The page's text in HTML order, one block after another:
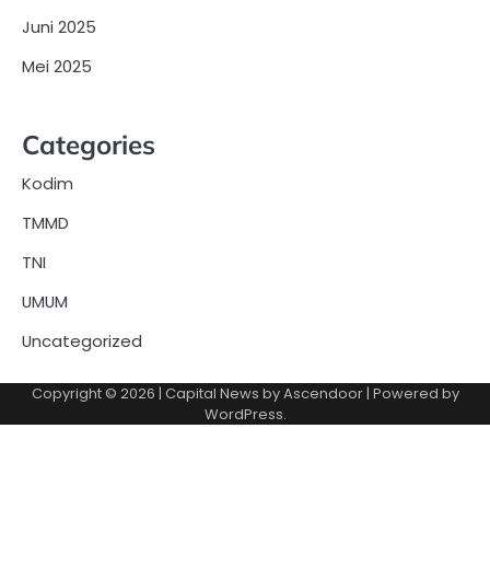
Juni 2025
Mei 2025
Categories
Kodim
TMMD
TNI
UMUM
Uncategorized
Copyright © 2026 | Capital News byAscendoor| Powered by
WordPress.